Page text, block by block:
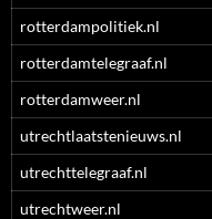
rotterdampolitiek.nl
rotterdamtelegraaf.nl
rotterdamweer.nl
utrechtlaatstenieuws.nl
utrechttelegraaf.nl
utrechtweer.nl